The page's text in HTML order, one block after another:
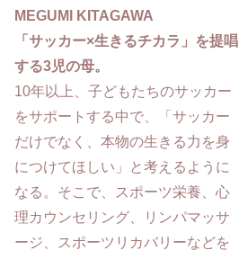
MEGUMI KITAGAWA
「サッカー×生きるチカラ」を提唱
する3児の母。
10年以上、子どもたちのサッカー
をサポートする中で、「サッカー
だけでなく、本物の生きる力を身
につけてほしい」と考えるように
なる。そこで、スポーツ栄養、心
理カウンセリング、リンパマッサ
ージ、スポーツリカバリーなどを